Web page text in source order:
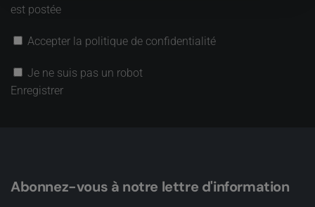
est postée
Accepter la politique de confidentialité
Je ne suis pas un robot
Enregistrer
Abonnez-vous à notre lettre d'information